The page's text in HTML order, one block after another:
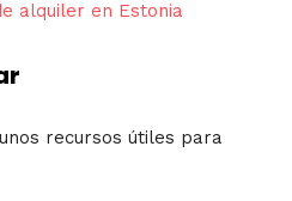
alquiler en Estonia
recursos útiles para